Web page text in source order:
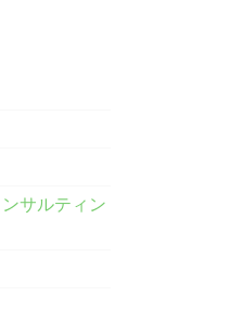
サルティン